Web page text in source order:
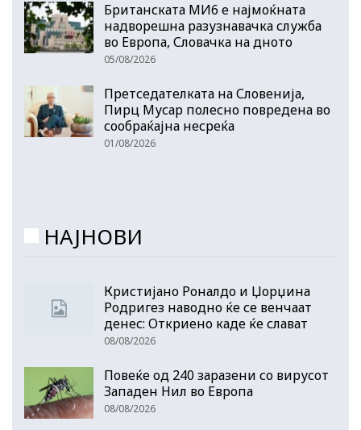
Британската МИ6 е најмоќната
надворешна разузнавачка служба
во Европа, Словачка на дното
05/08/2026
Претседателката на Словенија,
Пирц Мусар полесно повредена во
сообраќајна несреќа
01/08/2026
НАЈНОВИ
Кристијано Роналдо и Џорџина
Родригез наводно ќе се венчаат
денес: Откриено каде ќе слават
08/08/2026
Повеќе од 240 заразени со вирусот
Западен Нил во Европа
08/08/2026